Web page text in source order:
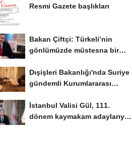
Resmi Gazete başlıkları
Bakan Çiftçi: Türkeli’nin
gönlümüzde müstesna bir
Dışişleri Bakanlığı'nda Suriye
gündemli Kurumlararası
İstanbul Valisi Gül, 111.
dönem kaymakam adaylarıyla